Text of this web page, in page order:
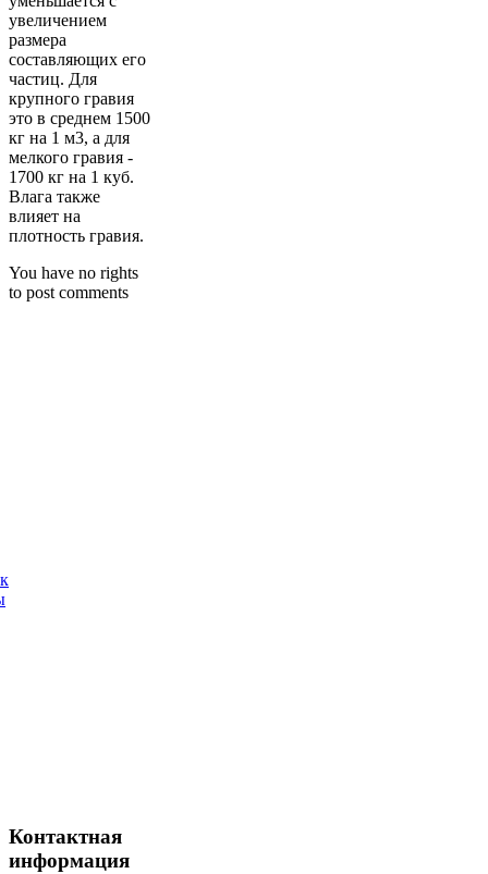
увеличением
размера
составляющих его
частиц. Для
крупного гравия
это в среднем 1500
кг на 1 м3, а для
мелкого гравия -
1700 кг на 1 куб.
Влага также
влияет на
плотность гравия.
You have no rights
to post comments
Контактная
информация